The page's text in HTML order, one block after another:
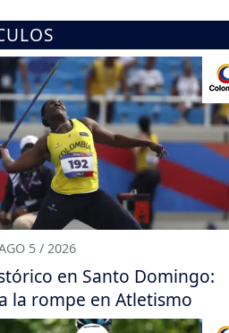
5 / 2026
en Santo Domingo:
la rompe en Atletismo